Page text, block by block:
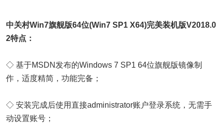
中关村Win7旗舰版64位(Win7 SP1 X64)完美装机版V2018.0
2特点：
◇ 基于MSDN发布的Windows 7 SP1 64位旗舰版镜像制
作，适度精简，功能完备；
◇ 安装完成后使用直接administrator账户登录系统，无需手
动设置账号；